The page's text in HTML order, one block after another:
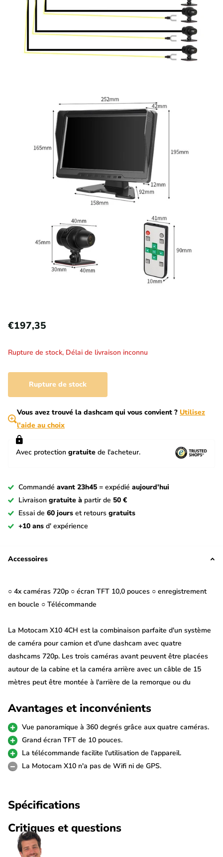
€197,35
Rupture de stock, Délai de livraison inconnu
Rupture de stock
Vous avez trouvé la dashcam qui vous convient ? Utilisez
l'aide au choix
Avec protection gratuite de l'acheteur.
Commandé avant 23h45 = expédié aujourd'hui
Livraison gratuite à partir de 50 €
Essai de 60 jours et retours gratuits
+10 ans d' expérience
Accessoires
○ 4x caméras 720p ○ écran TFT 10,0 pouces ○ enregistrement
en boucle ○ Télécommande
La Motocam X10 4CH est la combinaison parfaite d'un système
de caméra pour camion et d'une dashcam avec quatre
dashcams 720p. Les trois caméras avant peuvent être placées
autour de la cabine et la caméra arrière avec un câble de 15
mètres peut être montée à l'arrière de la remorque ou du
caméra à l'autre.
Combiné caméra et dashcam
Cette Motocam X10 4CH est une belle dashcam qui peut être
utilisée en même temps comme système de caméra pour
4CH est donc l'assistant idéal pendant la conduite et la rend
4 caméras 720p
Avantages et inconvénients
Vue panoramique à 360 degrés grâce aux quatre caméras.
Grand écran TFT de 10 pouces.
La télécommande facilite l'utilisation de l'appareil.
La Motocam X10 n'a pas de Wifi ni de GPS.
Spécifications
Critiques et questions